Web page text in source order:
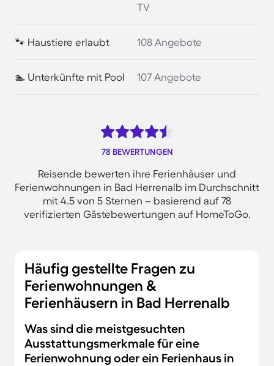
TV
🐾 Haustiere erlaubt 108 Angebote
🏊 Unterkünfte mit Pool 107 Angebote
78 BEWERTUNGEN
Reisende bewerten ihre Ferienhäuser und
Ferienwohnungen in Bad Herrenalb im Durchschnitt
mit 4.5 von 5 Sternen – basierend auf 78
verifizierten Gästebewertungen auf HomeToGo.
Häufig gestellte Fragen zu
Ferienwohnungen &
Ferienhäusern in Bad Herrenalb
Was sind die meistgesuchten
Ausstattungsmerkmale für eine
Ferienwohnung oder ein Ferienhaus in